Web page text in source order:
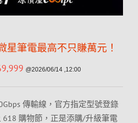
星筆電最高不只賺萬元！
@2026/06/14 ,12:00
傳輸線，官方指定型號登錄
618 購物節，正是添購/升級筆電